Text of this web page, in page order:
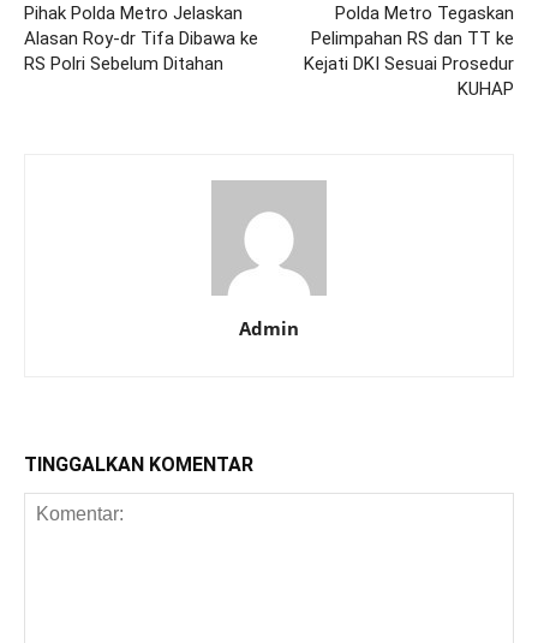
Pihak Polda Metro Jelaskan
Alasan Roy-dr Tifa Dibawa ke
RS Polri Sebelum Ditahan
Polda Metro Tegaskan
Pelimpahan RS dan TT ke
Kejati DKI Sesuai Prosedur
KUHAP
Admin
TINGGALKAN KOMENTAR